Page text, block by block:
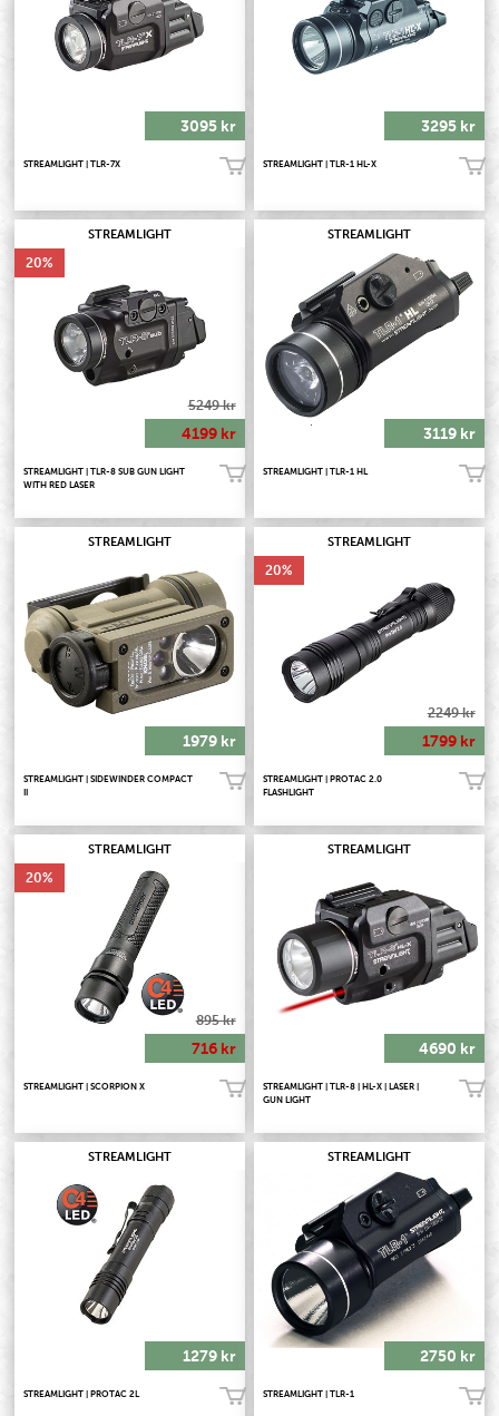
3095 kr
STREAMLIGHT | TLR-7X Köp!
3295 kr
STREAMLIGHT | TLR-1 HL-X Köp!
STREAMLIGHT
20
5249 kr
4199 kr
STREAMLIGHT | TLR-8 SUB GUN LIGHT
WITH RED LASER
Köp!
STREAMLIGHT
3119 kr
STREAMLIGHT | TLR-1 HL Köp!
STREAMLIGHT
1979 kr
STREAMLIGHT | SIDEWINDER COMPACT
II
Köp!
STREAMLIGHT
20
2249 kr
1799 kr
STREAMLIGHT | PROTAC 2.0
FLASHLIGHT
Köp!
STREAMLIGHT
20
895 kr
716 kr
STREAMLIGHT | SCORPION X Köp!
STREAMLIGHT
4690 kr
STREAMLIGHT | TLR-8 | HL-X | LASER |
GUN LIGHT
Köp!
STREAMLIGHT
1279 kr
STREAMLIGHT | PROTAC 2L Köp!
STREAMLIGHT
2750 kr
STREAMLIGHT | TLR-1 Köp!